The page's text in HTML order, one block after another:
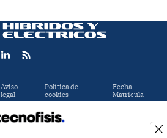
Aviso
legal
Política de
cookies
Fecha
Matrícula